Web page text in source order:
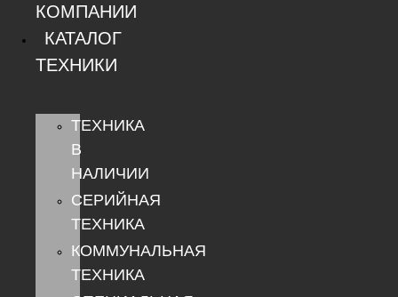
КОМПАНИИ
КАТАЛОГ
ТЕХНИКИ
ТЕХНИКА
В
НАЛИЧИИ
СЕРИЙНАЯ
ТЕХНИКА
КОММУНАЛЬНАЯ
ТЕХНИКА